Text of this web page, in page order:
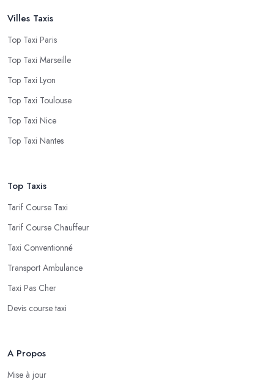
Villes Taxis
Top Taxi Paris
Top Taxi Marseille
Top Taxi Lyon
Top Taxi Toulouse
Top Taxi Nice
Top Taxi Nantes
Top Taxis
Tarif Course Taxi
Tarif Course Chauffeur
Taxi Conventionné
Transport Ambulance
Taxi Pas Cher
Devis course taxi
A Propos
Mise à jour